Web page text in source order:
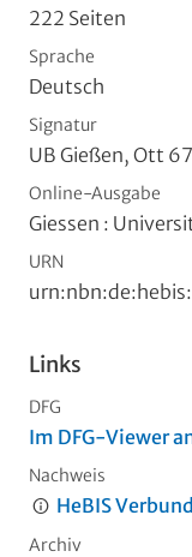
222 Seiten
Sprache
Deutsch
Signatur
UB Gießen, Ott
Online-Ausgabe
Giessen :
URN
Links
DFG
Im DFG-Viewer
Nachweis
HeBIS
Archiv